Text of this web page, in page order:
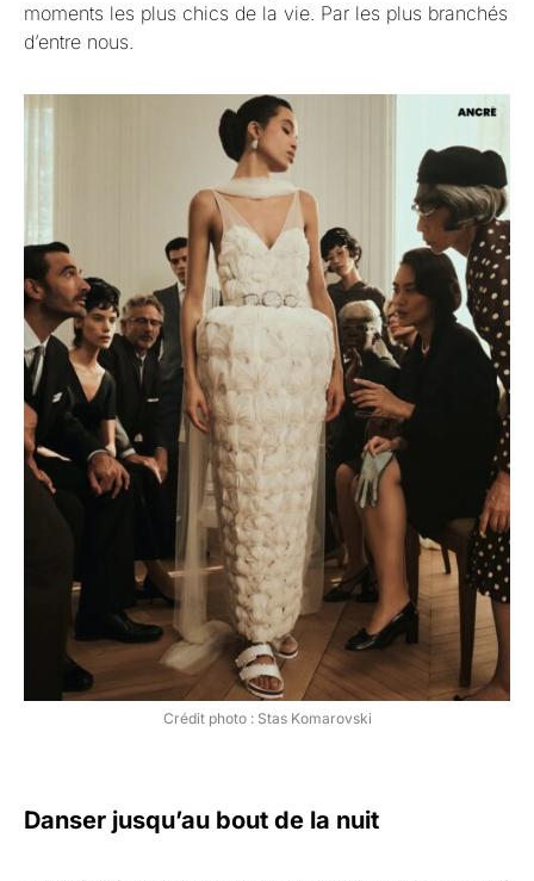
moments les plus chics de la vie. Par les plus branchés
d’entre nous.
Crédit photo : Stas Komarovski
Danser jusqu’au bout de la nuit